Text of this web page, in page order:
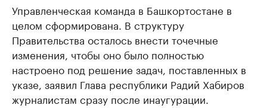
Управленческая команда в Башкортостане в
целом сформирована. В структуру
Правительства осталось внести точечные
изменения, чтобы оно было полностью
настроено под решение задач, поставленных в
указе, заявил Глава республики Радий Хабиров
журналистам сразу после инаугурации.